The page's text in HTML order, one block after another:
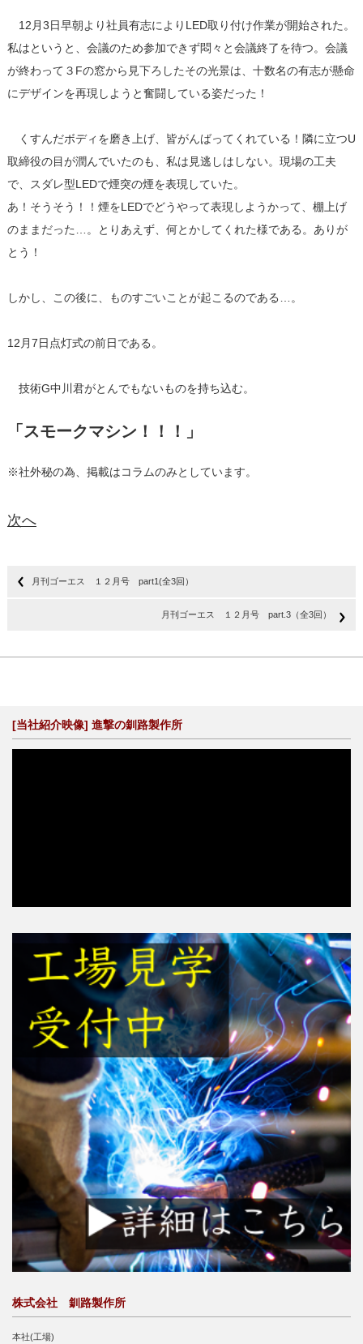
12月3日早朝より社員有志によりLED取り付け作業が開始された。
私はというと、会議のため参加できず悶々と会議終了を待つ。会議
が終わって３Fの窓から見下ろしたその光景は、十数名の有志が懸命
にデザインを再現しようと奮闘している姿だった！
くすんだボディを磨き上げ、皆がんばってくれている！隣に立つU
取締役の目が潤んでいたのも、私は見逃しはしない。現場の工夫
で、スダレ型LEDで煙突の煙を表現していた。
あ！そうそう！！煙をLEDでどうやって表現しようかって、棚上げ
のままだった…。とりあえず、何とかしてくれた様である。ありが
とう！
しかし、この後に、ものすごいことが起こるのである…。
12月7日点灯式の前日である。
技術G中川君がとんでもないものを持ち込む。
「スモークマシン！！！」
※社外秘の為、掲載はコラムのみとしています。
次へ
月刊ゴーエス １２月号 part1(全3回）
月刊ゴーエス １２月号 part.3（全3回）
[当社紹介映像] 進撃の釧路製作所
株式会社 釧路製作所
本社(工場)